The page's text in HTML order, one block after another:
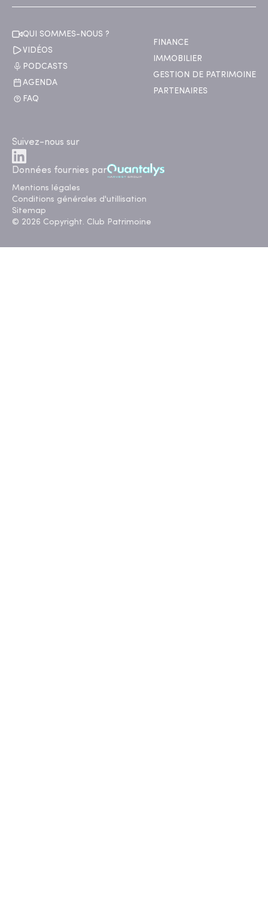
QUI SOMMES-NOUS ?
VIDÉOS
PODCASTS
AGENDA
FAQ
FINANCE
IMMOBILIER
GESTION DE PATRIMOINE
PARTENAIRES
Suivez-nous sur
Données fournies par
Mentions légales
Conditions générales d'utillisation
Sitemap
© 2026 Copyright. Club Patrimoine